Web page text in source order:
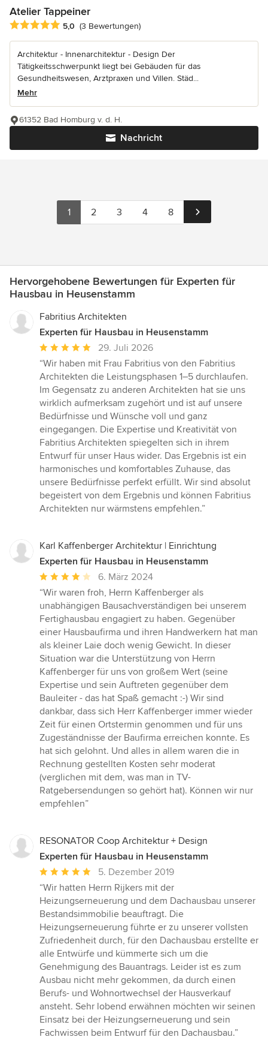
Atelier Tappeiner
Durchschnittliche Bewertung: 5 von 5 Sternen
5,0 (3 Bewertungen)
Architektur - Innenarchitektur - Design Der
Tätigkeitsschwerpunkt liegt bei Gebäuden für das
Gesundheitswesen, Arztpraxen und Villen. Städ...
Mehr
Nachricht
61352 Bad Homburg v. d. H.
1 2 3 4 8
Hervorgehobene Bewertungen für Experten für
Hausbau in Heusenstamm
Fabritius Architekten
Experten für Hausbau in Heusenstamm
Durchschnittliche
Bewertung:
5
von
5
Sternen
29. Juli 2026
“Wir haben mit Frau Fabritius von den Fabritius
Architekten die Leistungsphasen 1–5 durchlaufen.
Im Gegensatz zu anderen Architekten hat sie uns
wirklich aufmerksam zugehört und ist auf unsere
Bedürfnisse und Wünsche voll und ganz
eingegangen. Die Expertise und Kreativität von
Fabritius Architekten spiegelten sich in ihrem
Entwurf für unser Haus wider. Das Ergebnis ist ein
harmonisches und komfortables Zuhause, das
unsere Bedürfnisse perfekt erfüllt. Wir sind absolut
begeistert von dem Ergebnis und können Fabritius
Architekten nur wärmstens empfehlen.”
Karl Kaffenberger Architektur | Einrichtung
Experten für Hausbau in Heusenstamm
Durchschnittliche
Bewertung:
4
von
5
Sternen
6. März 2024
“Wir waren froh, Herrn Kaffenberger als
unabhängigen Bausachverständigen bei unserem
Fertighausbau engagiert zu haben. Gegenüber
einer Hausbaufirma und ihren Handwerkern hat man
als kleiner Laie doch wenig Gewicht. In dieser
Situation war die Unterstützung von Herrn
Kaffenberger für uns von großem Wert (seine
Expertise und sein Auftreten gegenüber dem
Bauleiter - das hat Spaß gemacht :-) Wir sind
dankbar, dass sich Herr Kaffenberger immer wieder
Zeit für einen Ortstermin genommen und für uns
Zugeständnisse der Baufirma erreichen konnte. Es
hat sich gelohnt. Und alles in allem waren die in
Rechnung gestellten Kosten sehr moderat
(verglichen mit dem, was man in TV-
Ratgebersendungen so gehört hat). Können wir nur
empfehlen”
RESONATOR Coop Architektur + Design
Experten für Hausbau in Heusenstamm
Durchschnittliche
Bewertung:
5
von
5
Sternen
5. Dezember 2019
“Wir hatten Herrn Rijkers mit der
Heizungserneuerung und dem Dachausbau unserer
Bestandsimmobilie beauftragt. Die
Heizungserneuerung führte er zu unserer vollsten
Zufriedenheit durch, für den Dachausbau erstellte er
alle Entwürfe und kümmerte sich um die
Genehmigung des Bauantrags. Leider ist es zum
Ausbau nicht mehr gekommen, da durch einen
Berufs- und Wohnortwechsel der Hausverkauf
ansteht. Sehr lobend erwähnen möchten wir seinen
Einsatz bei der Heizungserneuerung und sein
Fachwissen beim Entwurf für den Dachausbau.”